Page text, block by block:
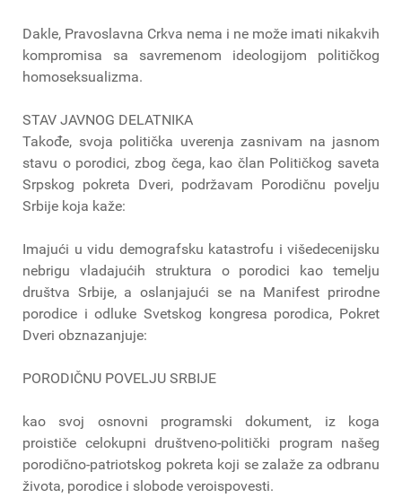
Dakle, Pravoslavna Crkva nema i ne može imati nikakvih
kompromisa sa savremenom ideologijom političkog
homoseksualizma.
STAV JAVNOG DELATNIKA
Takođe, svoja politička uverenja zasnivam na jasnom
stavu o porodici, zbog čega, kao član Političkog saveta
Srpskog pokreta Dveri, podržavam Porodičnu povelju
Srbije koja kaže:
Imajući u vidu demografsku katastrofu i višedecenijsku
nebrigu vladajućih struktura o porodici kao temelju
društva Srbije, a oslanjajući se na Manifest prirodne
porodice i odluke Svetskog kongresa porodica, Pokret
Dveri obznazanjuje:
PORODIČNU POVELJU SRBIJE
kao svoj osnovni programski dokument, iz koga
proističe celokupni društveno-politički program našeg
porodično-patriotskog pokreta koji se zalaže za odbranu
života, porodice i slobode veroispovesti.